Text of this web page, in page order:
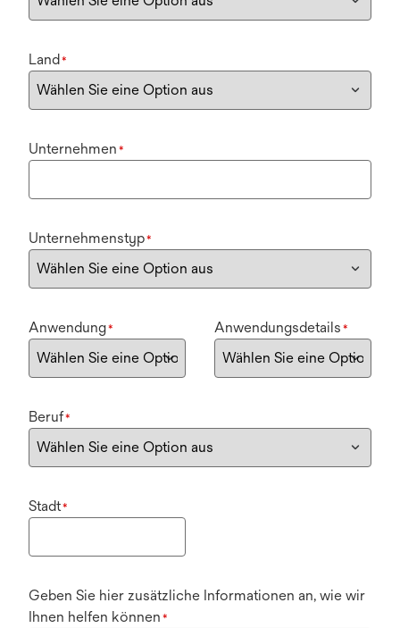
Land*
Unternehmen *
Unternehmenstyp*
Anwendung* Anwendungsdetails *
Beruf*
Stadt*
Geben Sie hier zusätzliche Informationen an, wie wir
Ihnen helfen können *